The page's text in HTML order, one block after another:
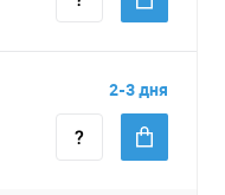
2-3 дня